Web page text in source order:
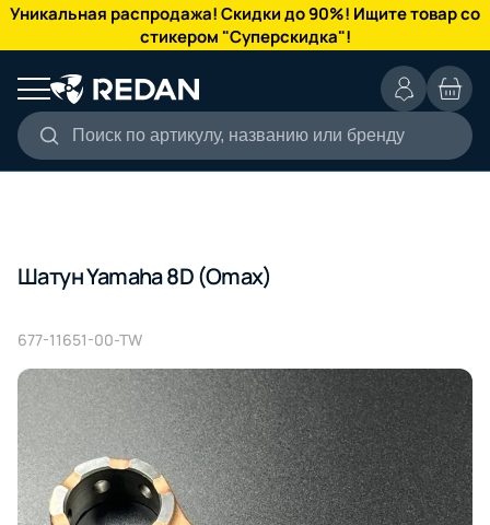
Уникальная распродажа! Скидки до 90%! Ищите товар со
стикером "Суперскидка"!
Поиск по артикулу, названию или бренду
КАТАЛОГ
Шатун Yamaha 8D (Omax)
677-11651-00-TW